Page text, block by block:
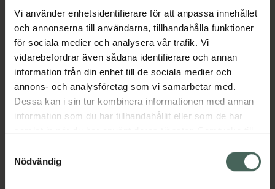
Vi använder enhetsidentifierare för att anpassa innehållet
och annonserna till användarna, tillhandahålla funktioner
för sociala medier och analysera vår trafik. Vi
vidarebefordrar även sådana identifierare och annan
information från din enhet till de sociala medier och
annons- och analysföretag som vi samarbetar med.
Dessa kan i sin tur kombinera informationen med annan
information som du har tillhandahållit eller som de har
samlat in när du har använt deras tjänster. Samtycke till
återkalla ditt samtycke via webbplatsens
cookieinställningar. Ett återkallat samtycke påverkar inte
Nödvändig
Naturlig, unik blandning Det här växtproteinet
innehåller högkvalitativt protein tillsammans
med naturligt kalcium. Kalciumet är framställt
av alger som varsamt har skördats för att
skydda den marina miljön. Unikt och lättlöst
proteintillskott med neutral smak som kan
tillsättas i smoothies, juice eller användas i
bakning och matlagning.
Jämförpris 1069,41 kr/kg